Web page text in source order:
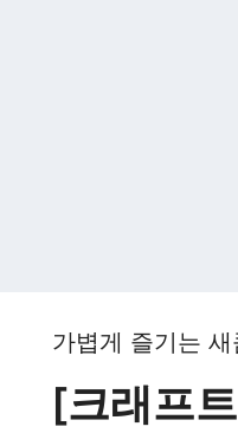
가볍게 즐기는
[크래프